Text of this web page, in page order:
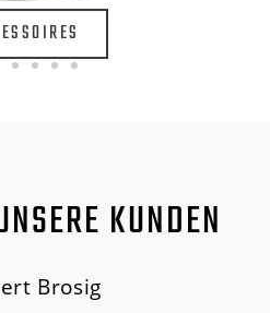
KUNDEN
Brosig